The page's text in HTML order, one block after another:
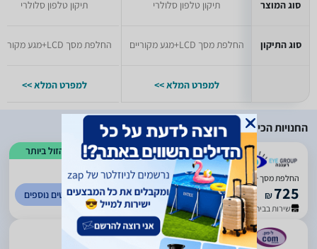
סוג המוצר
סוג התיקון
תיקון טלפון סלולרי
החלפת מסך LCD+מגע מקוריים
למפרט המלא >>
תיקון טלפון סלולרי
החלפת מסך LCD+מגע מקוריים
למפרט המלא >>
החנויות הכי זולות
הזול ביותר
5
(
125
)
החלפת מסך LCD+‎מגע מקוריים Samsung Galaxy S20 Ultra סמסונג
₪725
שירות בבית העסק
לפרטים נוספים
4.56
(
65
)